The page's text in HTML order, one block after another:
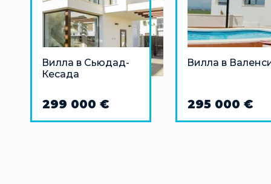
Вилла в Сьюдад-
Кесада
299 000 €
Вилла в
295 000 €